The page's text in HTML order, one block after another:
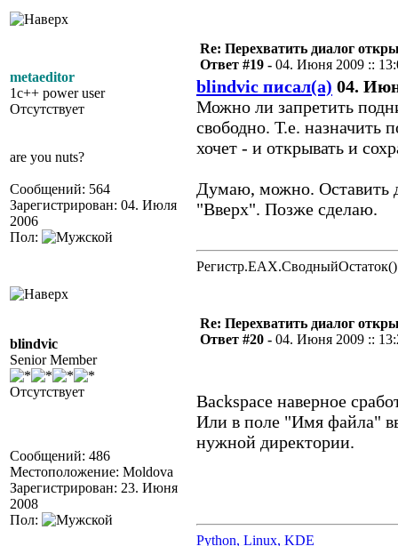
metaeditor
1c++ power user
Отсутствует
are you nuts?
Сообщений: 564
Зарегистрирован: 04. Июля
2006
Пол:
Re: Перехватить диалог
Ответ #19 - 04. Июня 2009 ::
blindvic писал(а) 04.
Можно ли запретить
свободно. Т.е. назначить
хочет - и открывать и
Думаю, можно. Оставить
"Вверх". Позже сделаю.
Регистр.EAX.СводныйОстаток()
blindvic
Senior Member
Отсутствует
Сообщений: 486
Местоположение: Moldova
Зарегистрирован: 23. Июня
2008
Пол:
Re: Перехватить диалог
Ответ #20 - 04. Июня 2009 ::
Backspace наверное
Или в поле "Имя файла"
нужной директории.
Python, Linux, KDE